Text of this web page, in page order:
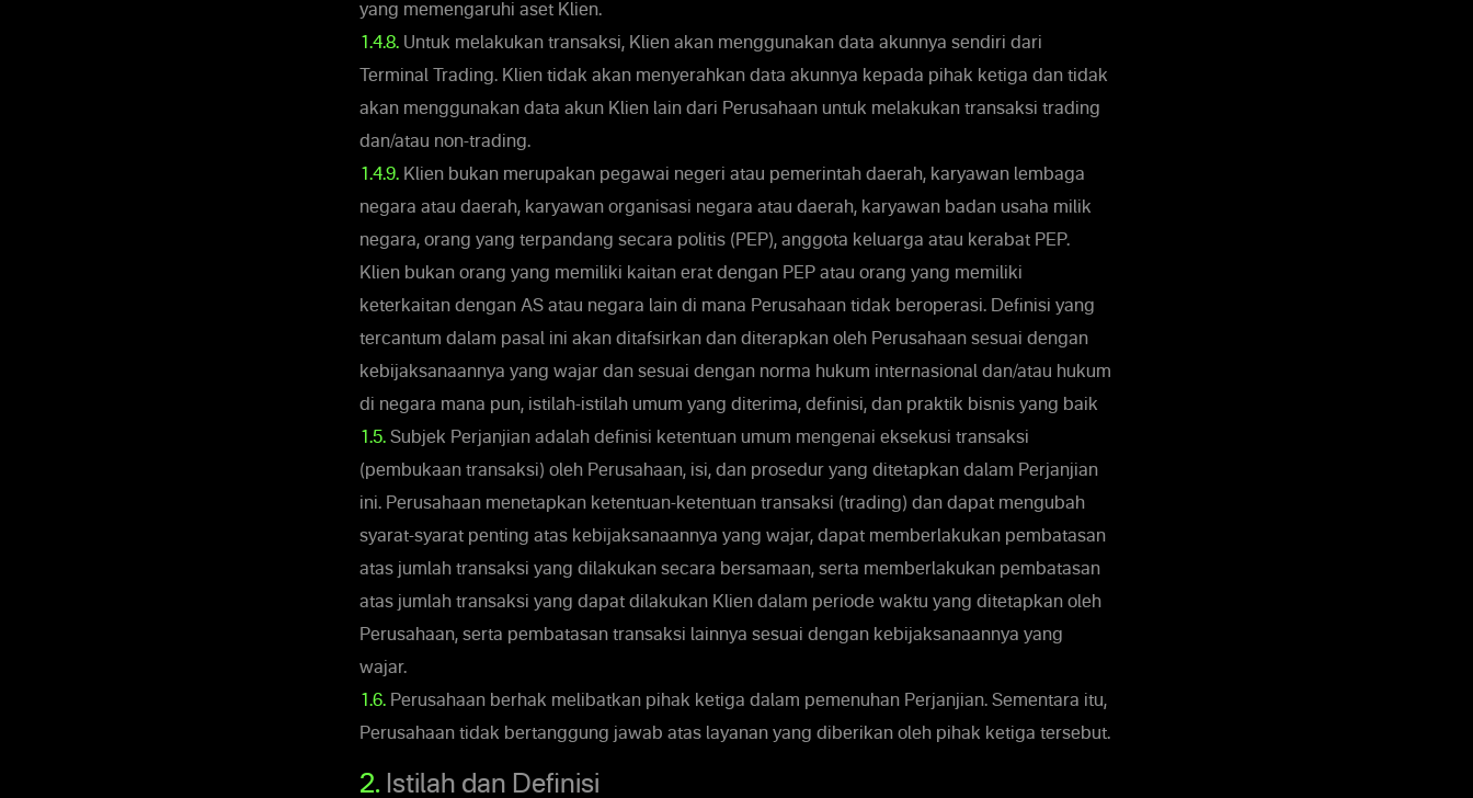
yang memengaruhi aset Klien.
1.4.8. Untuk melakukan transaksi, Klien akan menggunakan data akunnya sendiri dari
Terminal Trading. Klien tidak akan menyerahkan data akunnya kepada pihak ketiga dan tidak
akan menggunakan data akun Klien lain dari Perusahaan untuk melakukan transaksi trading
dan/atau non-trading.
1.4.9. Klien bukan merupakan pegawai negeri atau pemerintah daerah, karyawan lembaga
negara atau daerah, karyawan organisasi negara atau daerah, karyawan badan usaha milik
negara, orang yang terpandang secara politis (PEP), anggota keluarga atau kerabat PEP.
Klien bukan orang yang memiliki kaitan erat dengan PEP atau orang yang memiliki
keterkaitan dengan AS atau negara lain di mana Perusahaan tidak beroperasi. Definisi yang
tercantum dalam pasal ini akan ditafsirkan dan diterapkan oleh Perusahaan sesuai dengan
kebijaksanaannya yang wajar dan sesuai dengan norma hukum internasional dan/atau hukum
di negara mana pun, istilah-istilah umum yang diterima, definisi, dan praktik bisnis yang baik
1.5. Subjek Perjanjian adalah definisi ketentuan umum mengenai eksekusi transaksi
(pembukaan transaksi) oleh Perusahaan, isi, dan prosedur yang ditetapkan dalam Perjanjian
ini. Perusahaan menetapkan ketentuan-ketentuan transaksi (trading) dan dapat mengubah
syarat-syarat penting atas kebijaksanaannya yang wajar, dapat memberlakukan pembatasan
atas jumlah transaksi yang dilakukan secara bersamaan, serta memberlakukan pembatasan
atas jumlah transaksi yang dapat dilakukan Klien dalam periode waktu yang ditetapkan oleh
Perusahaan, serta pembatasan transaksi lainnya sesuai dengan kebijaksanaannya yang
wajar.
1.6. Perusahaan berhak melibatkan pihak ketiga dalam pemenuhan Perjanjian. Sementara itu,
Perusahaan tidak bertanggung jawab atas layanan yang diberikan oleh pihak ketiga tersebut.
2. Istilah dan Definisi